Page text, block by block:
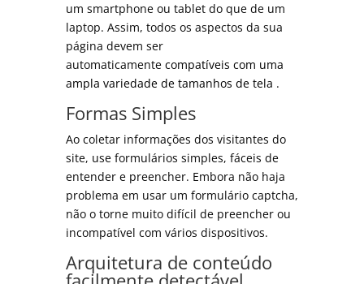
um smartphone ou tablet do que de um
laptop. Assim, todos os aspectos da sua
página devem ser
automaticamente compatíveis com uma
ampla variedade de tamanhos de tela .
Formas Simples
Ao coletar informações dos visitantes do
site, use formulários simples, fáceis de
entender e preencher. Embora não haja
problema em usar um formulário captcha,
não o torne muito difícil de preencher ou
incompatível com vários dispositivos.
Arquitetura de conteúdo